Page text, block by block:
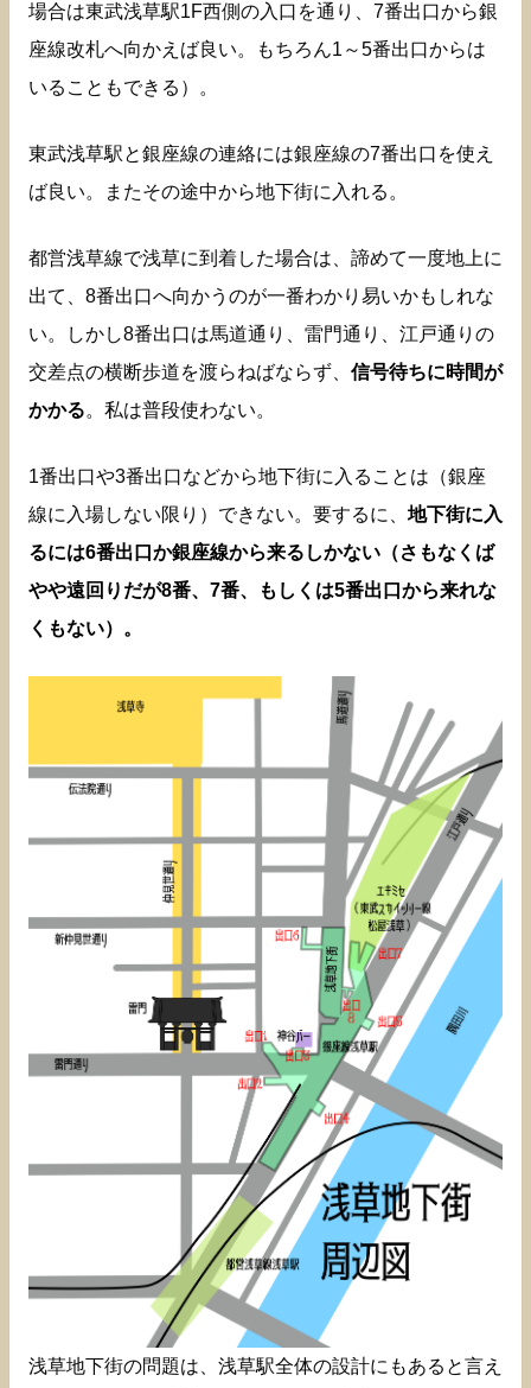
場合は東武浅草駅1F西側の入口を通り、7番出口から銀
座線改札へ向かえば良い。もちろん1～5番出口からは
いることもできる）。
東武浅草駅と銀座線の連絡には銀座線の7番出口を使え
ば良い。またその途中から地下街に入れる。
都営浅草線で浅草に到着した場合は、諦めて一度地上に
出て、8番出口へ向かうのが一番わかり易いかもしれな
い。しかし8番出口は馬道通り、雷門通り、江戸通りの
交差点の横断歩道を渡らねばならず、 信号待ちに時間が
かかる。私は普段使わない。
1番出口や3番出口などから地下街に入ることは（銀座
線に入場しない限り）できない。要するに、 地下街に入
るには6番出口か銀座線から来るしかない（さもなくば
やや遠回りだが8番、7番、もしくは5番出口から来れな
くもない）。
浅草地下街の問題は、浅草駅全体の設計にもあると言え